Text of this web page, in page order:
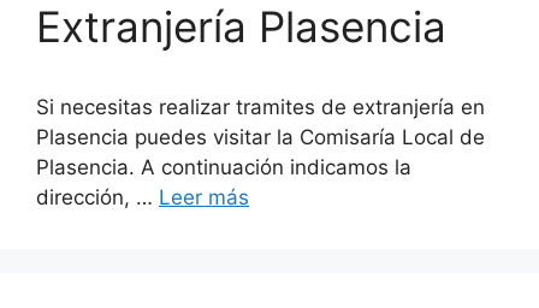
Extranjería Plasencia
Si necesitas realizar tramites de extranjería en
Plasencia puedes visitar la Comisaría Local de
Plasencia. A continuación indicamos la
dirección, … Leer más